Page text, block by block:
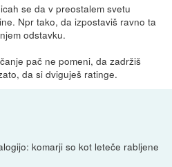
se da v preostalem svetu
Npr tako, da izpostaviš ravno ta
odstavku.
pač ne pomeni, da zadržiš
da si dviguješ ratinge.
komarji so kot leteče rabljene